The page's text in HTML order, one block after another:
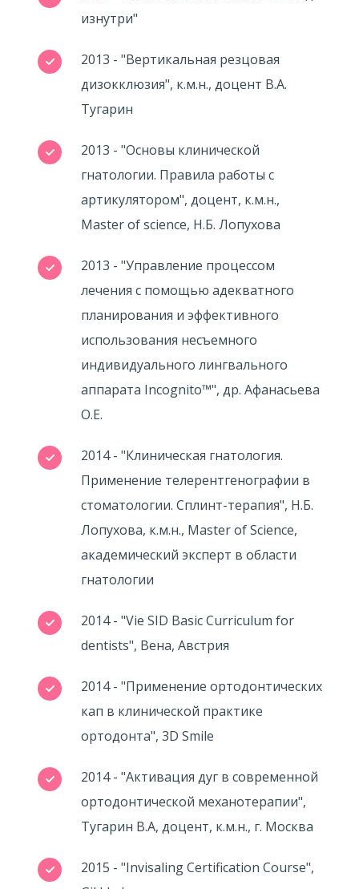
изнутри"
2013 - "Вертикальная резцовая
дизокклюзия", к.м.н., доцент В.А.
Тугарин
2013 - "Основы клинической
гнатологии. Правила работы с
артикулятором", доцент, к.м.н.,
Master of science, Н.Б. Лопухова
2013 - "Управление процессом
лечения с помощью адекватного
планирования и эффективного
использования несъемного
индивидуального лингвального
аппарата Incognito™", др. Афанасьева
О.Е.
2014 - "Клиническая гнатология.
Применение телерентгенографии в
стоматологии. Сплинт-терапия", Н.Б.
Лопухова, к.м.н., Master of Science,
академический эксперт в области
гнатологии
2014 - "Vie SID Basic Curriculum for
dentists", Вена, Австрия
2014 - "Применение ортодонтических
кап в клинической практике
ортодонта", 3D Smile
2014 - "Активация дуг в современной
ортодонтической механотерапии",
Тугарин В.А, доцент, к.м.н., г. Москва
2015 - "Invisaling Certification Course",